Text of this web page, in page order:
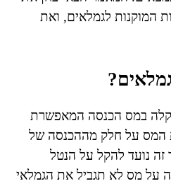
המוקנות לגמלאים, ואת
במס הכנסה המאפשרת
המס על חלק מההכנסה של
נועד להקל על הנטל
על מס לא תגביל את הגמלאי